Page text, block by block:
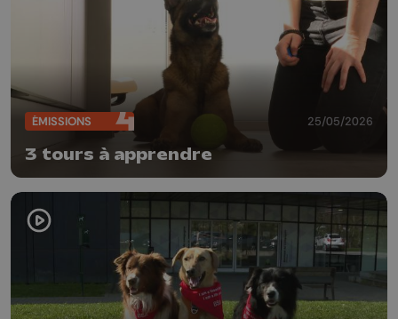
ÉMISSIONS 25/05/2026
3 tours à apprendre